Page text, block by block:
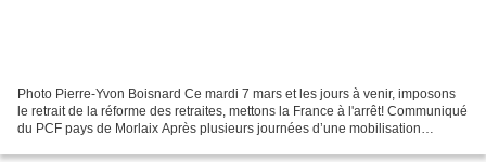
Photo Pierre-Yvon Boisnard Ce mardi 7 mars et les jours à venir, imposons
le retrait de la réforme des retraites, mettons la France à l'arrêt! Communiqué
du PCF pays de Morlaix Après plusieurs journées d’une mobilisation